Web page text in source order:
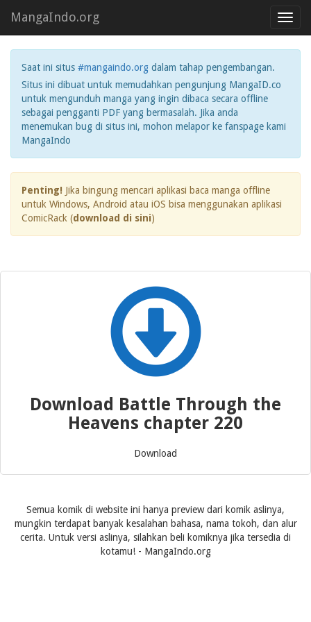
MangaIndo.org
Saat ini situs #mangaindo.org dalam tahap pengembangan.
Situs ini dibuat untuk memudahkan pengunjung MangaID.co
untuk mengunduh manga yang ingin dibaca secara offline
sebagai pengganti PDF yang bermasalah. Jika anda
menemukan bug di situs ini, mohon melapor ke fanspage kami
MangaIndo
Penting! Jika bingung mencari aplikasi baca manga offline
untuk Windows, Android atau iOS bisa menggunakan aplikasi
ComicRack (download di sini)
Download Battle Through the
Heavens chapter 220
Download
Semua komik di website ini hanya preview dari komik aslinya,
mungkin terdapat banyak kesalahan bahasa, nama tokoh, dan alur
cerita. Untuk versi aslinya, silahkan beli komiknya jika tersedia di
kotamu! - MangaIndo.org